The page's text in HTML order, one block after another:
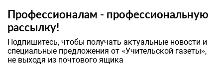
Профессионалам - профессиональную
рассылку!
Подпишитесь, чтобы получать актуальные новости и
специальные предложения от «Учительской газеты»,
не выходя из почтового ящика